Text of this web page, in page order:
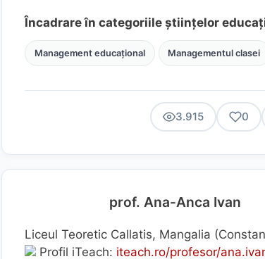
Încadrare în categoriile științelor
Management educațional Managementul clasei
3.915 0
prof. Ana-Anca Ivan
Liceul Teoretic Callatis, Mangalia
Profil iTeach: iteach.ro/profesor/